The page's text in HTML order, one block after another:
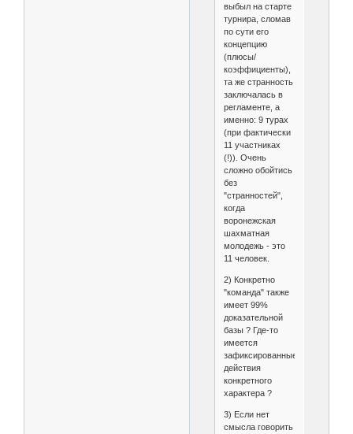
выбыл на старте
турнира, сломав
по сути его
концепцию
(плюсы/
коэффициенты),
та же странность
заключалась в
регламенте, а
именно: 9 турах
(при фактически
11 участниках
(!)). Очень
сложно обойтись
без
"странностей",
когда
воронежская
шахматная
молодежь - это
11 человек.
2) Конкретно
"команда" также
имеет 99%
доказательной
базы ? Где-то
имеется
зафиксированные
действия
конкретного
характера ?
3) Если нет
смысла говорить